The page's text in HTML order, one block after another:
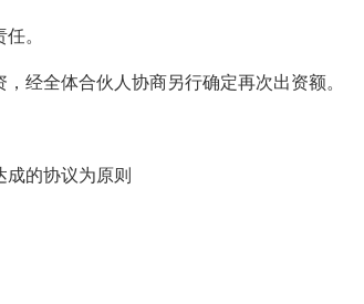
。
经全体合伙人协商另行确定再次出资额。
的协议为原则